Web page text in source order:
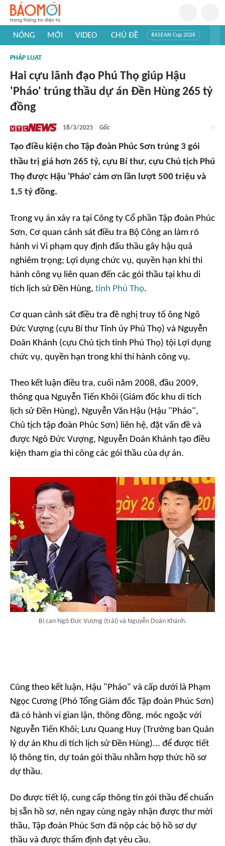
NÓNG MỚI VIDEO CHỦ ĐỀ #ASEAN Cup 2026
#Khám phá thế giới
PHÁP LUẬT
Hai cựu lãnh đạo Phú Thọ giúp Hậu
'Pháo' trúng thầu dự án Đền Hùng 265 tỷ
đồng
18/3/2025 Gốc
Tạo điều kiện cho Tập đoàn Phúc Sơn trúng 3 gói
thầu trị giá hơn 265 tỷ, cựu Bí thư, cựu Chủ tịch Phú
Thọ được Hậu 'Pháo' cảm ơn lần lượt 500 triệu và
1,5 tỷ đồng.
Trong vụ án xảy ra tại Công ty Cổ phần Tập đoàn Phúc
Sơn, Cơ quan cảnh sát điều tra Bộ Công an làm rõ
hành vi Vi phạm quy định đấu thầu gây hậu quả
nghiêm trọng; Lợi dụng chức vụ, quyền hạn khi thi
hành công vụ liên quan đến các gói thầu tại khu di
tích lịch sử Đền Hùng, tỉnh Phú Thọ.
Cơ quan cảnh sát điều tra đề nghị truy tố ông Ngô
Đức Vượng (cựu Bí thư Tỉnh ủy Phú Thọ) và Nguyễn
Doãn Khánh (cựu Chủ tịch tỉnh Phú Thọ) tội Lợi dụng
chức vụ, quyền hạn trong khi thi hành công vụ.
Theo kết luận điều tra, cuối năm 2008, đầu 2009,
thông qua Nguyễn Tiến Khôi (Giám đốc khu di tích
lịch sử Đền Hùng), Nguyễn Văn Hậu (Hậu "Pháo",
Chủ tịch tập đoàn Phúc Sơn) liên hệ, đặt vấn đề và
được Ngô Đức Vượng, Nguyễn Doãn Khánh tạo điều
kiện tham gia thi công các gói thầu của dự án.
Bị can Ngô Đức Vượng (trái) và Nguyễn Doãn Khánh.
Cũng theo kết luận, Hậu "Pháo" và cấp dưới là Phạm
Ngọc Cương (Phó Tổng Giám đốc Tập đoàn Phúc Sơn)
đã có hành vi gian lận, thông đồng, móc ngoặc với
Nguyễn Tiến Khôi; Lưu Quang Huy (Trưởng ban Quản
lý dự án Khu di tích lịch sử Đền Hùng)... để được tiết
lộ thông tin, dự toán gói thầu nhằm hợp thức hồ sơ
dự thầu.
Do được tiết lộ, cung cấp thông tin gói thầu để chuẩn
bị sẵn hồ sơ, nên ngay cùng ngày nhận được thư mời
thầu, Tập đoàn Phúc Sơn đã nộp các bộ hồ sơ dự
thầu và được thẩm định đạt yêu cầu.